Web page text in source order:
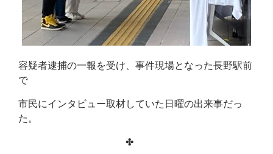
容疑者逮捕の一報を受け、事件現場となった長野駅前
で
市民にインタビュー取材していた日曜の出来事だっ
た。
✤